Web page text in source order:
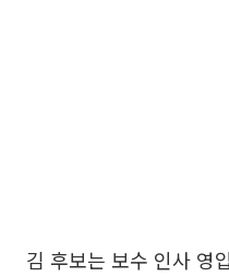
김 후보는 보수 인사 영